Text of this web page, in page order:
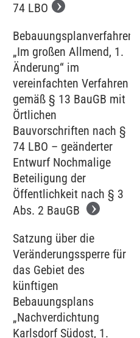
74 LBO
Bebauungsplanverfahren
„Im großen Allmend, 1.
Änderung“ im
vereinfachten Verfahren
gemäß § 13 BauGB mit
Örtlichen
Bauvorschriften nach §
74 LBO – geänderter
Entwurf Nochmalige
Beteiligung der
Öffentlichkeit nach § 3
Abs. 2 BauGB
Satzung über die
Veränderungssperre für
das Gebiet des
künftigen
Bebauungsplans
„Nachverdichtung
Karlsdorf Südost, 1.